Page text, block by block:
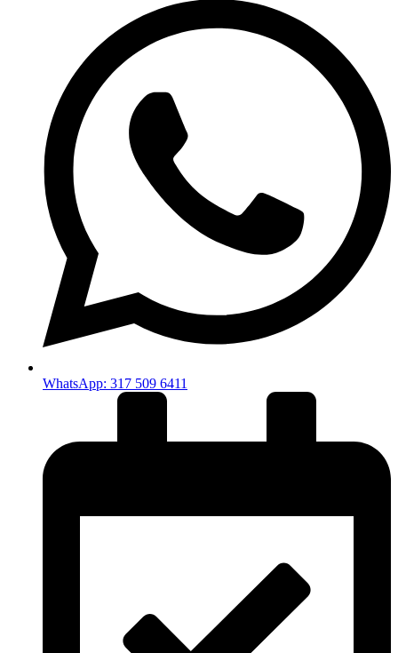
WhatsApp: 317 509 6411